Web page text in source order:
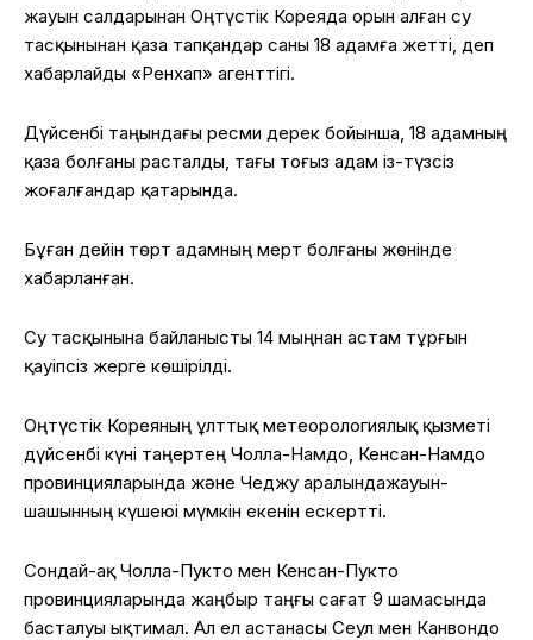
жауын салдарынан Оңтүстік Кореяда орын алған су
тасқынынан қаза тапқандар саны 18 адамға жетті, деп
хабарлайды «Ренхап» агенттігі.
Дүйсенбі таңындағы ресми дерек бойынша, 18 адамның
қаза болғаны расталды, тағы тоғыз адам із-түзсіз
жоғалғандар қатарында.
Бұған дейін төрт адамның мерт болғаны жөнінде
хабарланған.
Су тасқынына байланысты 14 мыңнан астам тұрғын
қауіпсіз жерге көшірілді.
Оңтүстік Кореяның ұлттық метеорологиялық қызметі
дүйсенбі күні таңертең Чолла-Намдо, Кенсан-Намдо
провинцияларында және Чеджу аралындажауын-
шашынның күшеюі мүмкін екенін ескертті.
Сондай-ақ Чолла-Пукто мен Кенсан-Пукто
провинцияларында жаңбыр таңғы сағат 9 шамасында
басталуы ықтимал. Ал ел астанасы Сеул мен Канвондо